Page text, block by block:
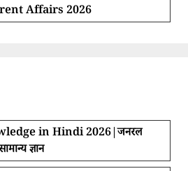
Affairs 2026
in Hindi 2026|जनरल
ज्ञान